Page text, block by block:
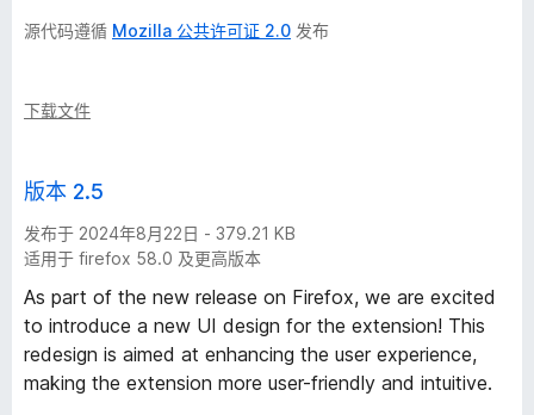
源代码遵循 Mozilla 公共许可证 2.0 发布
下载文件
版本 2.5
发布于 2024年8月22日 - 379.21 KB
适用于 firefox 58.0 及更高版本
As part of the new release on Firefox, we are excited
to introduce a new UI design for the extension! This
redesign is aimed at enhancing the user experience,
making the extension more user-friendly and intuitive.